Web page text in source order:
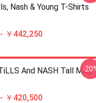
Nash & Young T-Shirts
￥442,250
And NASH Tall Mug
￥420,500
-